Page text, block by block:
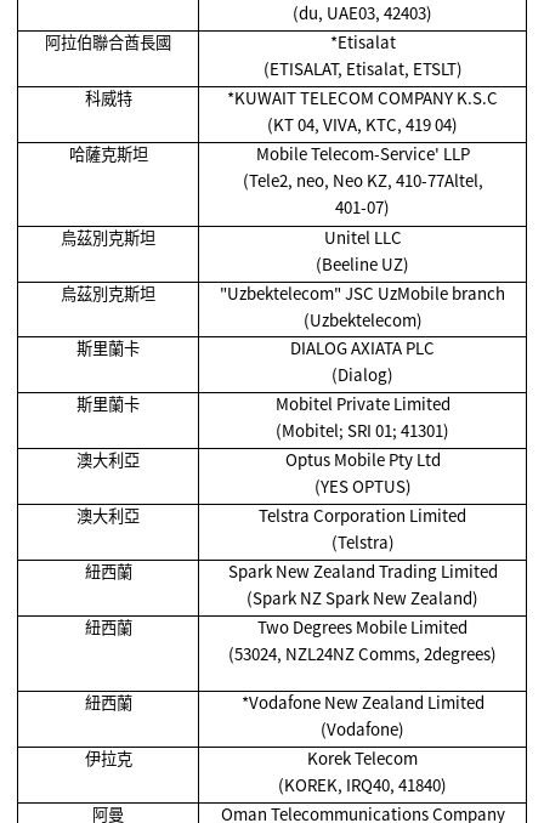
(du, UAE03, 42403)
阿拉伯聯合酋長國
*Etisalat
(ETISALAT, Etisalat, ETSLT)
科威特
*KUWAIT TELECOM COMPANY K.S.C
(KT 04, VIVA, KTC, 419 04)
哈薩克斯坦
Mobile Telecom-Service' LLP
(Tele2, neo, Neo KZ, 410-77Altel,
401-07)
烏茲別克斯坦
Unitel LLC
(Beeline UZ)
烏茲別克斯坦
"Uzbektelecom" JSC UzMobile branch
(Uzbektelecom)
斯里蘭卡
DIALOG AXIATA PLC
(Dialog)
斯里蘭卡
Mobitel Private Limited
(Mobitel; SRI 01; 41301)
澳大利亞
Optus Mobile Pty Ltd
(YES OPTUS)
澳大利亞
Telstra Corporation Limited
(Telstra)
紐西蘭
Spark New Zealand Trading Limited
(Spark NZ Spark New Zealand)
紐西蘭
Two Degrees Mobile Limited
(53024, NZL24NZ Comms, 2degrees)
紐西蘭
*Vodafone New Zealand Limited
(Vodafone)
伊拉克
Korek Telecom
(KOREK, IRQ40, 41840)
阿曼
Oman Telecommunications Company